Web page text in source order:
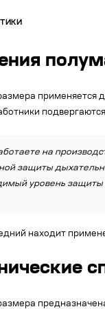
применяется
на
защиты
уровень защиты
находит